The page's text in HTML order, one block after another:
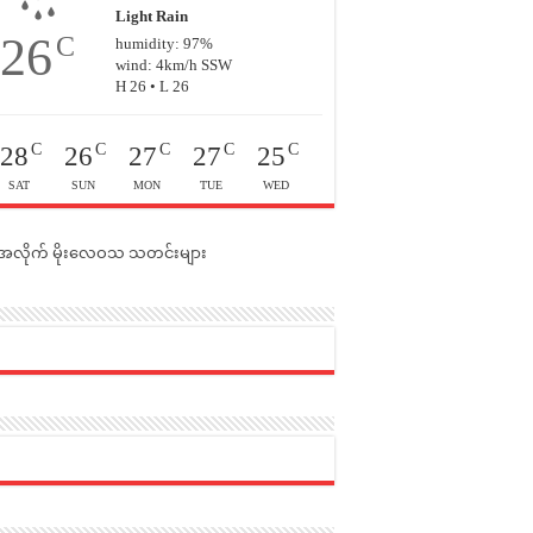
26C
Light Rain
humidity: 97%
wind: 4km/h SSW
H 26 • L 26
28 C
SAT
26 C
SUN
27 C
MON
27 C
TUE
25 C
WED
လိုက် မိုးလေဝသ သတင်းများ